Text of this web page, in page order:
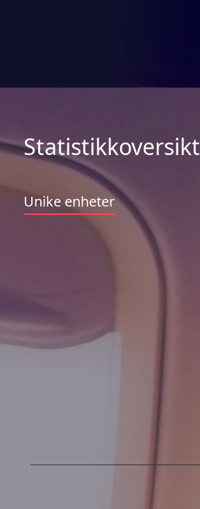
Statistikkoversikt
Unike enheter